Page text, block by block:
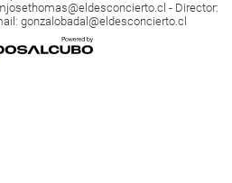
- Director:
gonzalobadal@eldesconcierto.cl